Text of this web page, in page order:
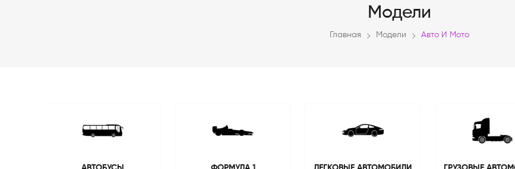
Модели
Главная Модели Авто И Мото